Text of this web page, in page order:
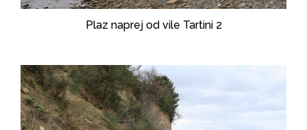
Plaz naprej od vile Tartini 2